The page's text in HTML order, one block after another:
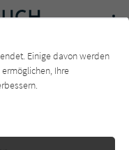
Newsletter
Einige davon werden
Ihre